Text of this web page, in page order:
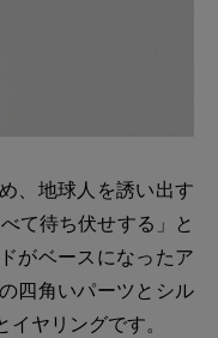
、地球人を誘い出す
て待ち伏せする」と
がベースになったア
四角いパーツとシル
ヤリングです。